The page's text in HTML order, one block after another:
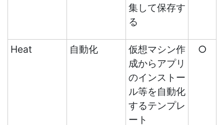
集して保存す
る
Heat 自動化
仮想マシン作
成からアプリ
のインストー
ル等を自動化
するテンプレ
ート
○